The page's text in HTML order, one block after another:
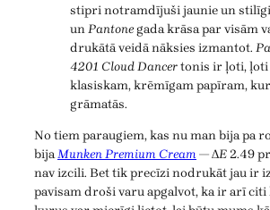
stipri notramdījuši jaunie un
unPantonegada krāsa par visām
drukātā veidā nāksies izmantot.
4201 Cloud Dancertonis ir ļoti, ļoti
klasiskam, krēmīgam papīram,
grāmatās.
No tiem paraugiem, kas nu man bija pa
bijaMunken Premium Cream— ΔE2.49
nav izcili. Bet tik precīzi nodrukāt jau ir
pavisam droši varu apgalvot, ka ir arī